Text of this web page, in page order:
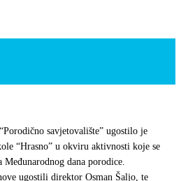
savjetovalište” ugostilo je
“Hrasno” u okviru aktivnosti koje se
dana porodice.
ugostili direktor Osman Šaljo, te